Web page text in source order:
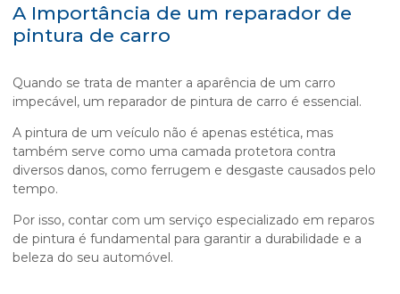
A Importância de um reparador de
pintura de carro
Quando se trata de manter a aparência de um carro
impecável, um reparador de pintura de carro é essencial.
A pintura de um veículo não é apenas estética, mas
também serve como uma camada protetora contra
diversos danos, como ferrugem e desgaste causados pelo
tempo.
Por isso, contar com um serviço especializado em reparos
de pintura é fundamental para garantir a durabilidade e a
beleza do seu automóvel.